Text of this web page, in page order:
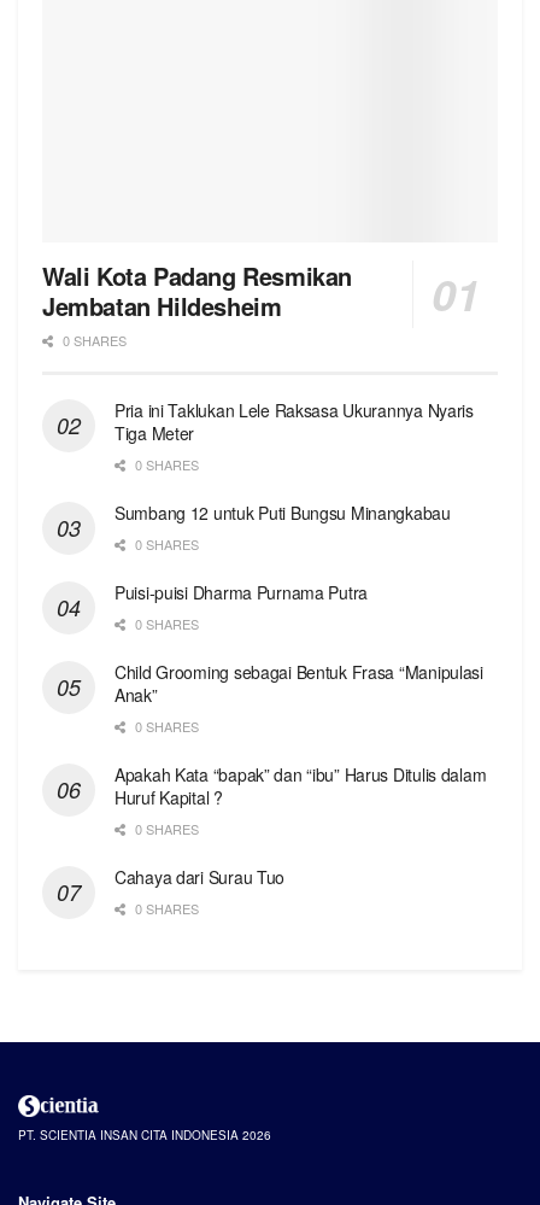
Wali Kota Padang Resmikan
Jembatan Hildesheim
0 SHARES
Pria ini Taklukan Lele Raksasa Ukurannya Nyaris
Tiga Meter
0 SHARES
Sumbang 12 untuk Puti Bungsu Minangkabau
0 SHARES
Puisi-puisi Dharma Purnama Putra
0 SHARES
Child Grooming sebagai Bentuk Frasa “Manipulasi
Anak”
0 SHARES
Apakah Kata “bapak” dan “ibu” Harus Ditulis dalam
Huruf Kapital ?
0 SHARES
Cahaya dari Surau Tuo
0 SHARES
PT. SCIENTIA INSAN CITA INDONESIA 2026